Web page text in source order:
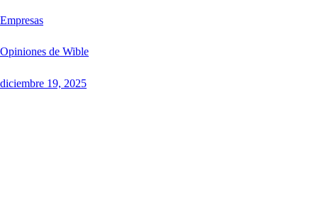
Empresas
Opiniones de Wible
diciembre 19, 2025